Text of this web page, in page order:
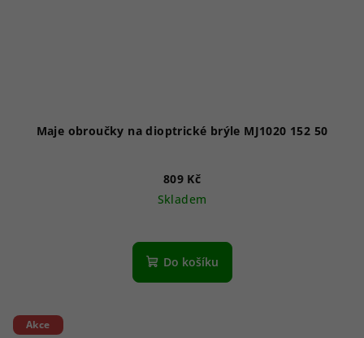
Maje obroučky na dioptrické brýle MJ1020 152 50
809 Kč
Skladem
Do košíku
Akce